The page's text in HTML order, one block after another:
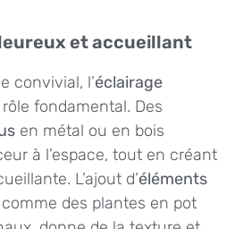
et accueillant
convivial, l’éclairage
fondamental. Des
en métal ou en bois
à l’espace, tout en créant
L’ajout d’éléments
comme des plantes en pot